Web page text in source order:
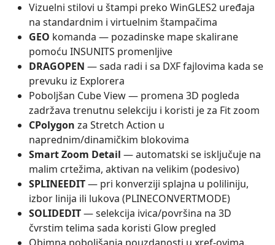
Vizuelni stilovi u štampi preko WinGLES2 uređaja
na standardnim i virtuelnim štampačima
GEO komanda — pozadinske mape skalirane
pomoću INSUNITS promenljive
DRAGOPEN — sada radi i sa DXF fajlovima kada se
prevuku iz Explorera
Poboljšan Cube View — promena 3D pogleda
zadržava trenutnu selekciju i koristi je za Fit zoom
CPolygon za Stretch Action u
naprednim/dinamičkim blokovima
Smart Zoom Detail — automatski se isključuje na
malim crtežima, aktivan na velikim (podesivo)
SPLINEEDIT— pri konverziji splajna u poliliniju,
izbor linija ili lukova (PLINECONVERTMODE)
SOLIDEDIT— selekcija ivica/površina na 3D
čvrstim telima sada koristi Glow pregled